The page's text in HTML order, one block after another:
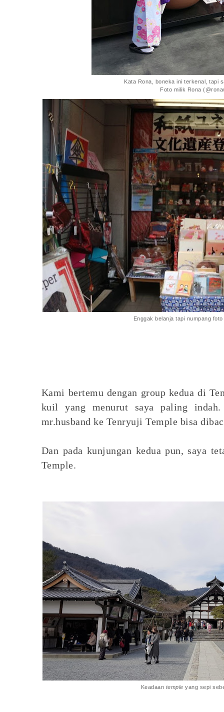
Kata Rona, boneka ini terkenal, tapi
Foto milik Rona
Enggak belanja tapi numpang
Kami bertemu dengan group kedua di
kuil yang menurut saya paling indah.
mr.husband ke Tenryuji Temple bisa
Dan pada kunjungan kedua pun, saya
Temple.
Keadaan temple yang sepi